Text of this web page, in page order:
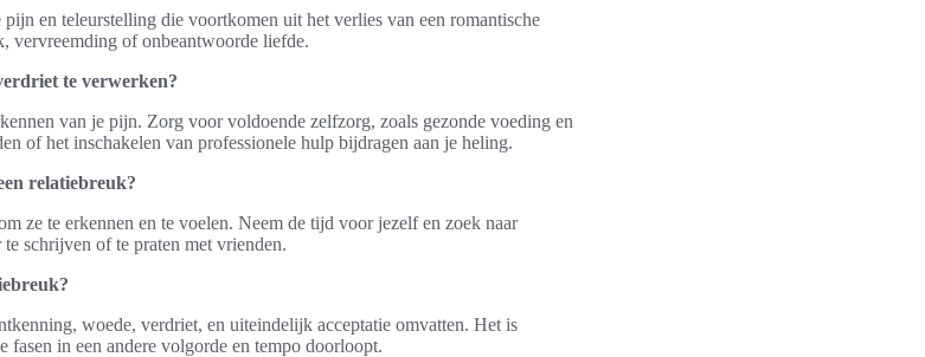
en teleurstelling die voortkomen uit het verlies van een romantische
vervreemding of onbeantwoorde liefde.
te verwerken?
van je pijn. Zorg voor voldoende zelfzorg, zoals gezonde voeding en
of het inschakelen van professionele hulp bijdragen aan je heling.
relatiebreuk?
ze te erkennen en te voelen. Neem de tijd voor jezelf en zoek naar
schrijven of te praten met vrienden.
woede, verdriet, en uiteindelijk acceptatie omvatten. Het is
fasen in een andere volgorde en tempo doorloopt.